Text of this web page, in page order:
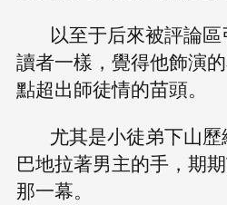
以至于后來被評論
讀者一樣，覺得他飾演
點超出師徒情的苗頭。
尤其是小徒弟下山
巴地拉著男主的手，期
那一幕。